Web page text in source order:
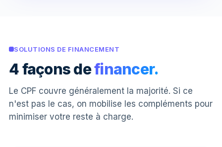
SOLUTIONS DE FINANCEMENT
4 façons definancer.
Le CPF couvre généralement la majorité. Si ce
n'est pas le cas, on mobilise les compléments pour
minimiser votre reste à charge.